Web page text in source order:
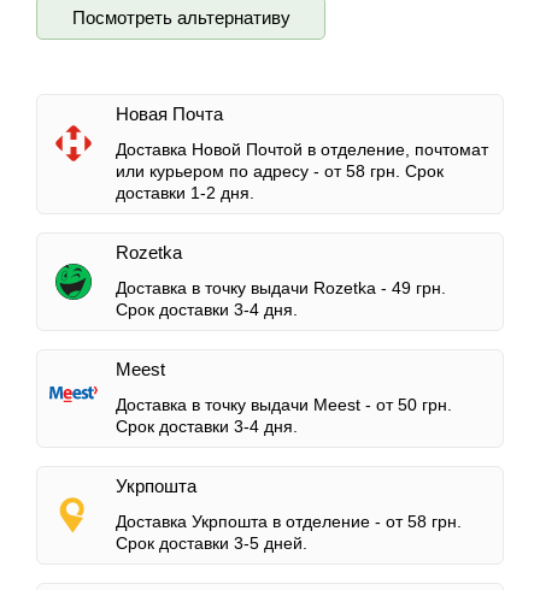
Посмотреть альтернативу
Новая Почта
Доставка Новой Почтой в отделение, почтомат
или курьером по адресу - от 58 грн. Срок
доставки 1-2 дня.
Rozetka
Доставка в точку выдачи Rozetka - 49 грн.
Срок доставки 3-4 дня.
Meest
Доставка в точку выдачи Meest - от 50 грн.
Срок доставки 3-4 дня.
Укрпошта
Доставка Укрпошта в отделение - от 58 грн.
Срок доставки 3-5 дней.